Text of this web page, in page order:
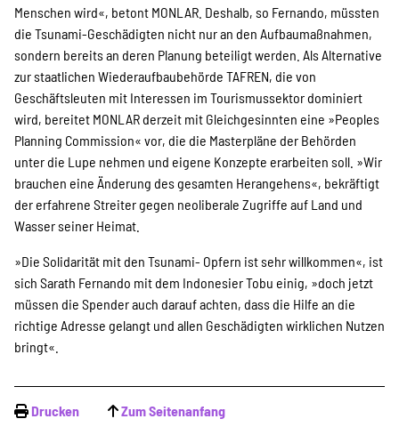
Menschen wird«, betont MONLAR. Deshalb, so Fernando, müssten
die Tsunami-Geschädigten nicht nur an den Aufbaumaßnahmen,
sondern bereits an deren Planung beteiligt werden. Als Alternative
zur staatlichen Wiederaufbaubehörde TAFREN, die von
Geschäftsleuten mit Interessen im Tourismussektor dominiert
wird, bereitet MONLAR derzeit mit Gleichgesinnten eine »Peoples
Planning Commission« vor, die die Masterpläne der Behörden
unter die Lupe nehmen und eigene Konzepte erarbeiten soll. »Wir
brauchen eine Änderung des gesamten Herangehens«, bekräftigt
der erfahrene Streiter gegen neoliberale Zugriffe auf Land und
Wasser seiner Heimat.
»Die Solidarität mit den Tsunami- Opfern ist sehr willkommen«, ist
sich Sarath Fernando mit dem Indonesier Tobu einig, »doch jetzt
müssen die Spender auch darauf achten, dass die Hilfe an die
richtige Adresse gelangt und allen Geschädigten wirklichen Nutzen
bringt«.
Drucken Zum Seitenanfang